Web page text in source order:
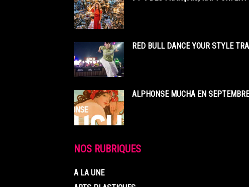
RED BULL DANCE YOUR STYLE
ALPHONSE MUCHA EN
NOS RUBRIQUES
A LA UNE